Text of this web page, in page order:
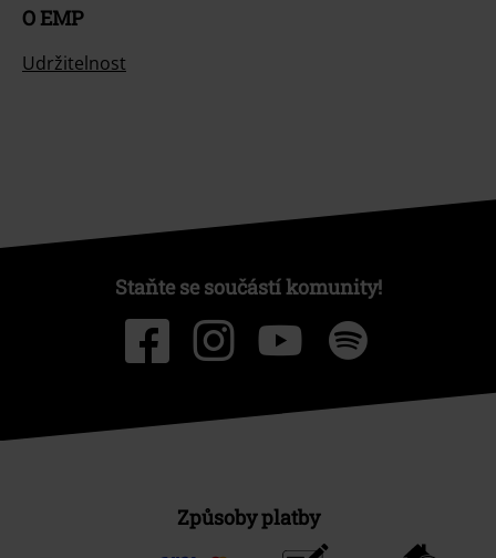
O EMP
Udržitelnost
Staňte se součástí komunity!
Způsoby platby